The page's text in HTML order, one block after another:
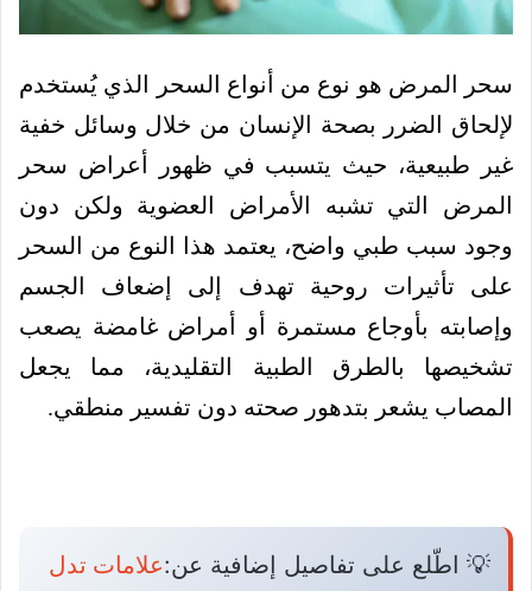
سحر المرض هو نوع من أنواع السحر الذي يُستخدم
لإلحاق الضرر بصحة الإنسان من خلال وسائل خفية
غير طبيعية، حيث يتسبب في ظهور أعراض سحر
المرض التي تشبه الأمراض العضوية ولكن دون
وجود سبب طبي واضح، يعتمد هذا النوع من السحر
على تأثيرات روحية تهدف إلى إضعاف الجسم
وإصابته بأوجاع مستمرة أو أمراض غامضة يصعب
تشخيصها بالطرق الطبية التقليدية، مما يجعل
المصاب يشعر بتدهور صحته دون تفسير منطقي.
💡 اطّلع على تفاصيل إضافية عن:علامات تدل